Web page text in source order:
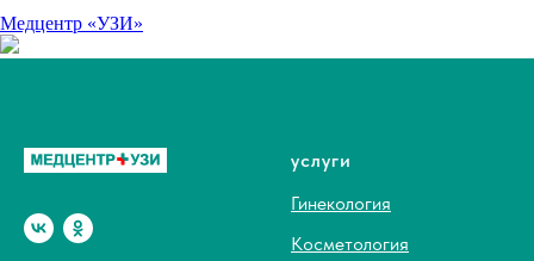
Медцентр «УЗИ»
услуги
Гинекология
Косметология